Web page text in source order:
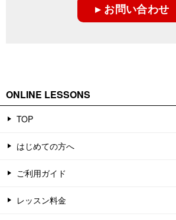
▸ お問い合わせ
ONLINE LESSONS
TOP
はじめての方へ
ご利用ガイド
レッスン料金